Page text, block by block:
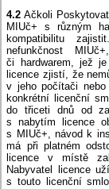
4.2 Ačkoli
MIUč+ s různým
kompatibilitu
nefunkčnost
či hardwarem, jež
licence zjistí, že
v jeho počítači
konkrétní licenční
do třiceti dnů od
s nabytím licence
s MIUč+, návod k
má při platném
licence v místě
Nabyvatel licence
s touto licenční